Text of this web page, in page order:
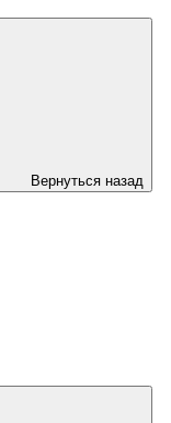
Вернуться назад